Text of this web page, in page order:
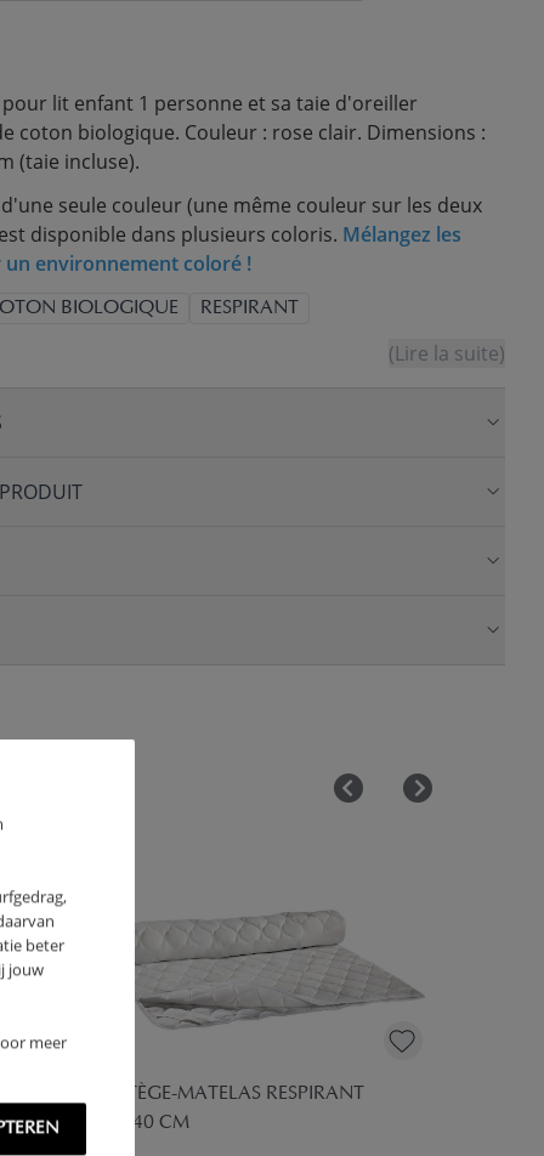
beter
jouw
meer
lit enfant 1 personne et sa taie d'oreiller
coton biologique. Couleur : rose clair. Dimensions :
(taie incluse).
seule couleur (une même couleur sur les deux
disponible dans plusieurs coloris. Mélangez les
environnement coloré !
BIOLOGIQUE RESPIRANT
(Lire la suite)
PROTÈGE-MATELAS RESPIRANT
70X140 CM